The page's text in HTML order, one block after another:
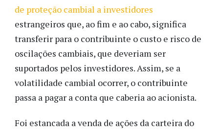
de proteção cambial a investidores
estrangeiros que, ao fim e ao cabo, significa
transferir para o contribuinte o custo e risco de
oscilações cambiais, que deveriam ser
suportados pelos investidores. Assim, se a
volatilidade cambial ocorrer, o contribuinte
passa a pagar a conta que caberia ao acionista.
Foi estancada a venda de ações da carteira do